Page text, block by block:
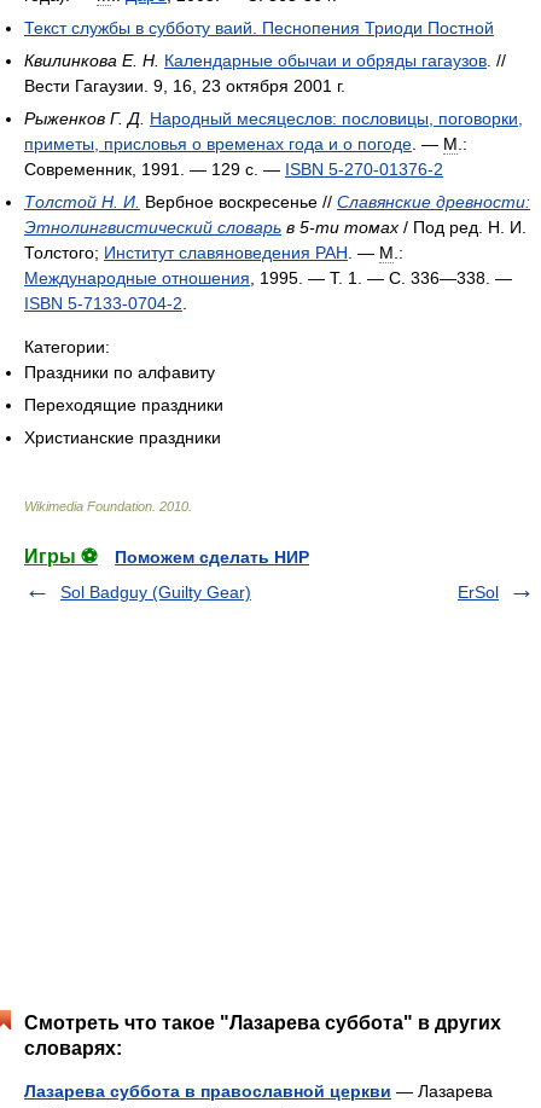
Текст службы в субботу ваий. Песнопения Триоди Постной
Квилинкова Е. Н. Календарные обычаи и обряды гагаузов. //
Вести Гагаузии. 9, 16, 23 октября 2001 г.
Рыженков Г. Д. Народный месяцеслов: пословицы, поговорки,
приметы, присловья о временах года и о погоде. — М.:
Современник, 1991. — 129 с. — ISBN 5-270-01376-2
Толстой H. И. Вербное воскресенье // Славянские древности:
Этнолингвистический словарь в 5-ти томах / Под ред. Н. И.
Толстого; Институт славяноведения РАН. — М.:
Международные отношения, 1995. — Т. 1. — С. 336—338. —
ISBN 5-7133-0704-2.
Категории:
Праздники по алфавиту
Переходящие праздники
Христианские праздники
Wikimedia Foundation 2010
Игры ⚽
Поможем сделать НИР
Sol Badguy (Guilty Gear)
ErSol
Смотреть что такое "Лазарева суббота" в других
словарях:
Лазарева суббота в православной церкви — Лазарева